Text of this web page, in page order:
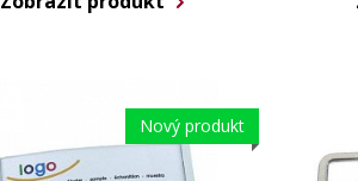
Nový produkt